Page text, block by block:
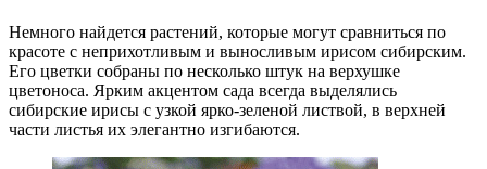
Немного найдется растений, которые могут сравниться по
красоте с неприхотливым и выносливым ирисом сибирским.
Его цветки собраны по несколько штук на верхушке
цветоноса. Ярким акцентом сада всегда выделялись
сибирские ирисы с узкой ярко-зеленой листвой, в верхней
части листья их элегантно изгибаются.